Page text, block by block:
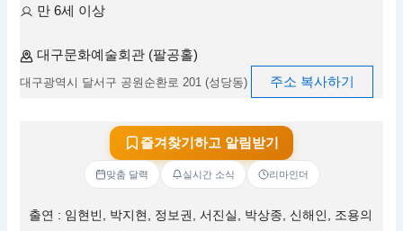
만 6세 이상
대구문화예술회관 (팔공홀)
대구광역시 달서구 공원순환로 201 (성당동) 주소 복사하기
즐겨찾기하고 알림받기
맞춤 달력 실시간 소식 리마인더
출연 : 임현빈, 박지현, 정보권, 서진실, 박상종, 신해인, 조용의